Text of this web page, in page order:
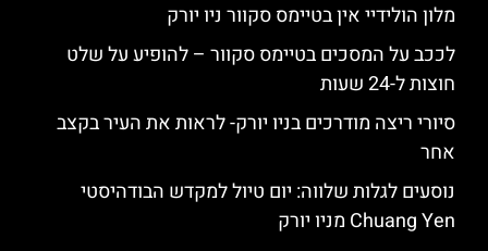
מלון הולידיי אין בטיימס סקוור ניו יורק
לככב על המסכים בטיימס סקוור – להופיע על שלט
חוצות ל-24 שעות
סיורי ריצה מודרכים בניו יורק- לראות את העיר בקצב
אחר
נוסעים לגלות שלווה: יום טיול למקדש הבודהיסטי
Chuang Yen מניו יורק